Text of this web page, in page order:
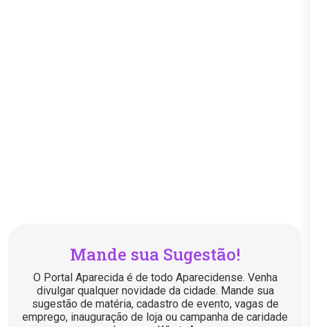
Mande sua Sugestão!
O Portal Aparecida é de todo Aparecidense. Venha
divulgar qualquer novidade da cidade. Mande sua
sugestão de matéria, cadastro de evento, vagas de
emprego, inauguração de loja ou campanha de caridade